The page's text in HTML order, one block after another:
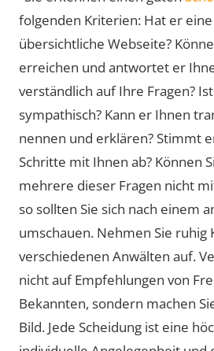
folgenden Kriterien: Hat er
übersichtliche Webseite?
erreichen und antwortet er
verständlich auf Ihre Fragen?
sympathisch? Kann er Ihnen
nennen und erklären? Stimmt
Schritte mit Ihnen ab? Können
mehrere dieser Fragen nicht
so sollten Sie sich nach einem
umschauen. Nehmen Sie ruhig
verschiedenen Anwälten auf.
nicht auf Empfehlungen von
Bekannten, sondern machen
Bild. Jede Scheidung ist eine